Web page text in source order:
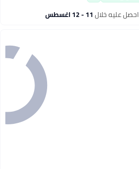
احصل عليه خلال11 - 12 اغسطس